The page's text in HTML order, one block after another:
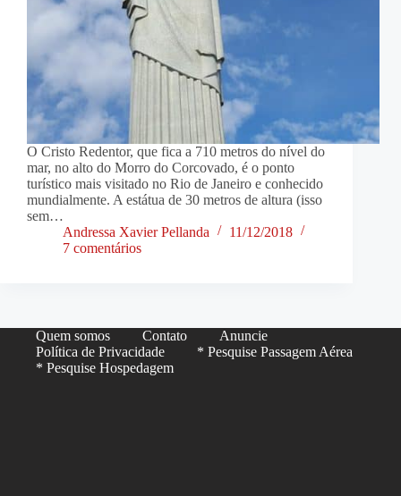
O Cristo Redentor, que fica a 710 metros do nível do
mar, no alto do Morro do Corcovado, é o ponto
turístico mais visitado no Rio de Janeiro e conhecido
mundialmente. A estátua de 30 metros de altura (isso
sem…
Andressa Xavier Pellanda
11/12/2018
7 comentários
Quem somos Contato
Anuncie
Política de Privacidade
* Pesquise Passagem Aérea
* Pesquise Hospedagem